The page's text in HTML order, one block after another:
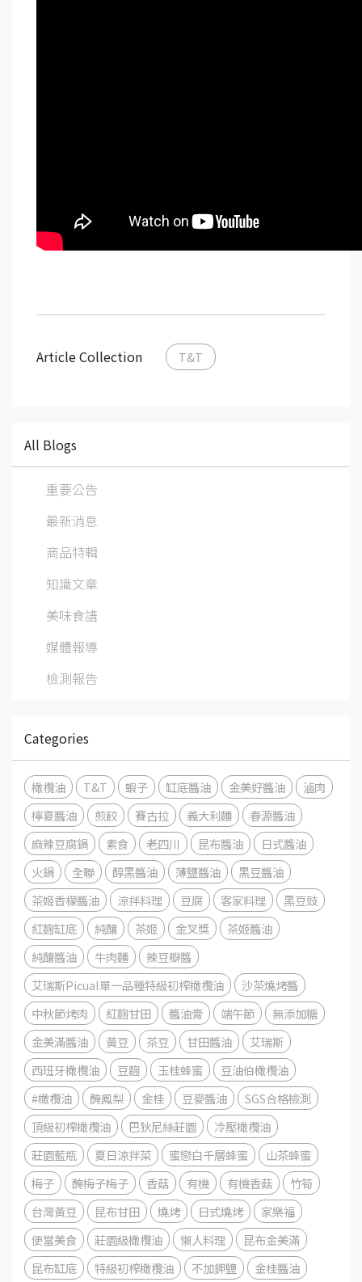
Article Collection T&T
All Blogs
重要公告
最新消息
商品特輯
知識文章
美味食譜
媒體報導
檢測報告
Categories
橄欖油 T&T 蝦子 缸底醬油 金美好醬油
滷肉
檸夏醬油
煎餃 賽古拉 義大利麵
春源醬油
麻辣豆腐鍋
素食 老四川 昆布醬油
日式醬油
火鍋
全聯 醇黑醬油 薄鹽醬油
黑豆醬油
茶姬香檬醬油
涼拌料理 豆腐 客家料理
黑豆豉
紅麴缸底
純釀 茶姬 金叉獎
茶姬醬油
純釀醬油
牛肉麵
辣豆瓣醬
艾瑞斯Picual單一品種特級初榨橄欖油
沙茶燒烤醬
中秋節烤肉
紅麴甘田 醬油膏 端午節
無添加糖
金美滿醬油
黃豆 茶豆 甘田醬油
艾瑞斯
西班牙橄欖油
豆麴 玉桂蜂蜜
豆油伯橄欖油
#橄欖油
醃鳳梨 金桂 豆麥醬油
SGS合格檢測
頂級初榨橄欖油
巴狄尼絲莊園
冷壓橄欖油
莊園藍瓶
夏日涼拌菜 蜜戀白千層蜂蜜
山茶蜂蜜
梅子
醃梅子梅子 香菇 有機 有機香菇
竹筍
台灣黃豆
昆布甘田 燒烤 日式燒烤
家樂福
便當美食
莊園級橄欖油 懶人料理
昆布金美滿
昆布缸底
特級初榨橄欖油 不加鉀鹽 金桂醬油